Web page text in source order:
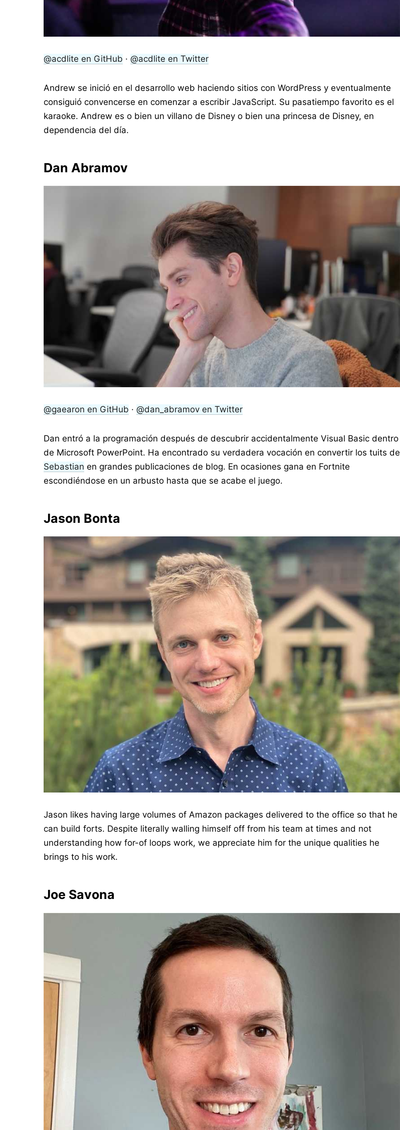
@acdlite en GitHub ·@acdlite en Twitter
Andrew se inició en el desarrollo web haciendo sitios con WordPress y eventualmente
consiguió convencerse en comenzar a escribir JavaScript. Su pasatiempo favorito es el
karaoke. Andrew es o bien un villano de Disney o bien una princesa de Disney, en
dependencia del día.
Dan Abramov
@gaearon en GitHub ·@dan_abramov en Twitter
Dan entró a la programación después de descubrir accidentalmente Visual Basic dentro
de Microsoft PowerPoint. Ha encontrado su verdadera vocación en convertir los tuits de
Sebastian en grandes publicaciones de blog. En ocasiones gana en Fortnite
escondiéndose en un arbusto hasta que se acabe el juego.
Jason Bonta
Jason likes having large volumes of Amazon packages delivered to the office so that he
can build forts. Despite literally walling himself off from his team at times and not
understanding how for-of loops work, we appreciate him for the unique qualities he
brings to his work.
Joe Savona